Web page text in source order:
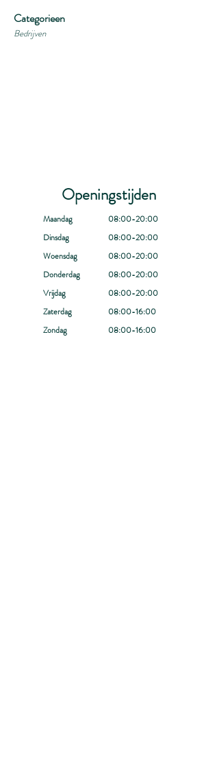
Bedrijven
Categorieen
Openingstijden
Maandag
Dinsdag
Woensdag
Donderdag
Vrijdag
Zaterdag
Zondag
08:00-20:00
08:00-20:00
08:00-20:00
08:00-20:00
08:00-20:00
08:00-16:00
08:00-16:00